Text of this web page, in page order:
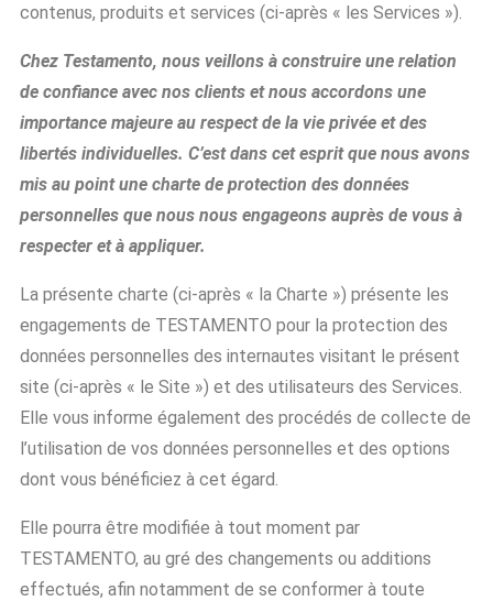
contenus, produits et services (ci-après « les Services »).
Chez Testamento, nous veillons à construire une relation
de confiance avec nos clients et nous accordons une
importance majeure au respect de la vie privée et des
libertés individuelles. C’est dans cet esprit que nous avons
mis au point une charte de protection des données
personnelles que nous nous engageons auprès de vous à
respecter et à appliquer.
La présente charte (ci-après « la Charte ») présente les
engagements de TESTAMENTO pour la protection des
données personnelles des internautes visitant le présent
site (ci-après « le Site ») et des utilisateurs des Services.
Elle vous informe également des procédés de collecte de
l’utilisation de vos données personnelles et des options
dont vous bénéficiez à cet égard.
Elle pourra être modifiée à tout moment par
TESTAMENTO, au gré des changements ou additions
effectués, afin notamment de se conformer à toute